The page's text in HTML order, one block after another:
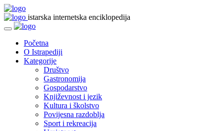
istarska internetska enciklopedija
Početna
O Istrapediji
Kategorije
Društvo
Gastronomija
Gospodarstvo
Književnost i jezik
Kultura i školstvo
Povijesna razdoblja
Sport i rekreacija